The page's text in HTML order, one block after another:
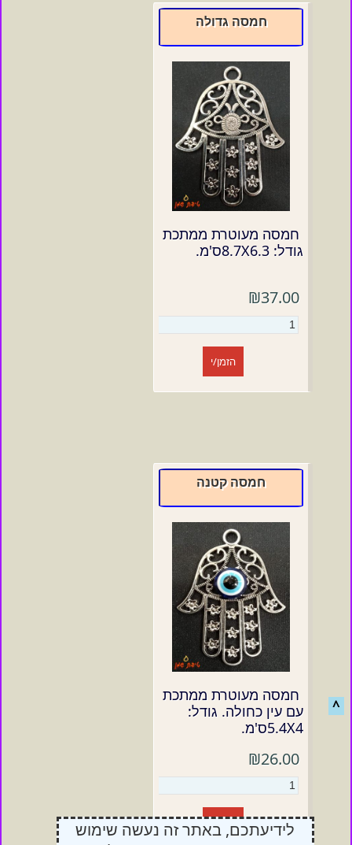
חמסה גדולה
חמסה מעוטרת ממתכת
גודל: 8.7X6.3ס'מ.
₪37.00
הזמן/י
חמסה קטנה
חמסה מעוטרת ממתכת
עם עין כחולה. גודל:
5.4X4ס'מ.
₪26.00
הזמן/י
^
לידיעתכם, באתר זה נעשה שימוש